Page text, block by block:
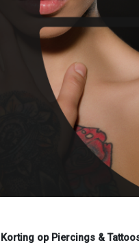
op Piercings &